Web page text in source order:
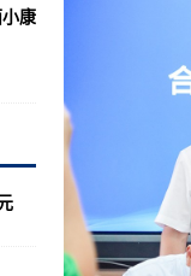
康